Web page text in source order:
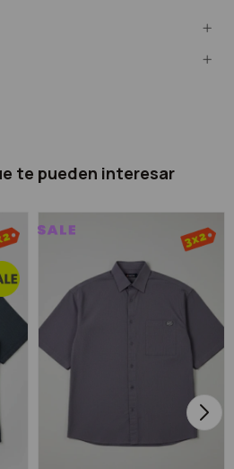
te pueden interesar